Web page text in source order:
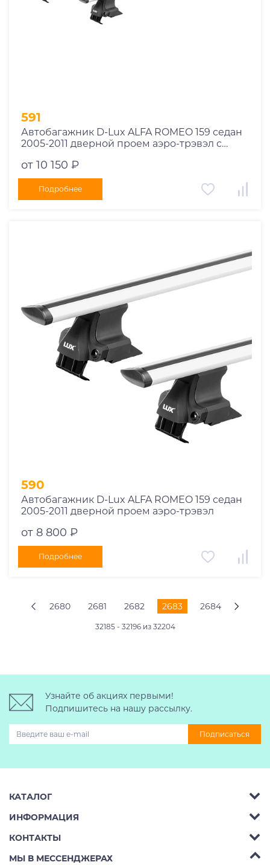
591
Автобагажник D-Lux ALFA ROMEO 159 седан
2005-2011 дверной проем аэро-трэвэл с
от 10 150 ₽
Подробнее
590
Автобагажник D-Lux ALFA ROMEO 159 седан
2005-2011 дверной проем аэро-трэвэл
от 8 800 ₽
Подробнее
2680 2681 2682 2683 2684
32185 - 32196 из 32204
Узнайте об акциях первыми!
Подпишитесь на нашу рассылку.
Подписаться
КАТАЛОГ
Багажник на крышу авто
Автобоксы
ИНФОРМАЦИЯ
Аренда
Ремонт
КОНТАКТЫ
Телефон: 8 (495) 2367486
МЫ В МЕССЕНДЖЕРАХ